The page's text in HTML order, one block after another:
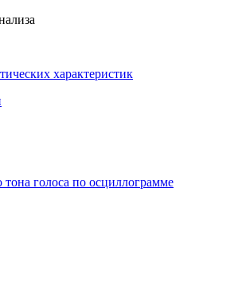
характеристик
голоса по осциллограмме